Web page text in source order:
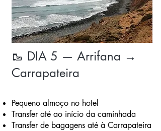
🥾 DIA 5 — Arrifana →
Carrapateira
Pequeno almoço no hotel
Transfer até ao início da caminhada
Transfer de bagagens até à Carrapateira